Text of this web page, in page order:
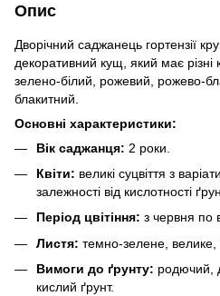
Опис
Дворічний саджанець гортензії
декоративний кущ, який має різні
зелено-білий, рожевий, рожево-
блакитний.
Основні характеристики:
Вік саджанця: 2 роки.
Квіти: великі суцвіття з
залежності від кислотності
Період цвітіння: з червня по
Листя: темно-зелене, велике,
Вимоги до ґрунту: родючий,
кислий ґрунт.